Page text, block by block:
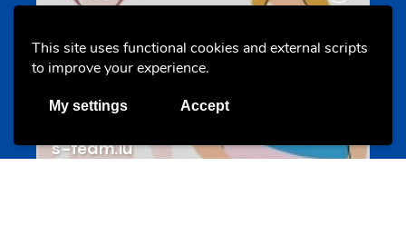
This site uses functional cookies and external scripts
to improve your experience.
My settings Accept
s-team.lu